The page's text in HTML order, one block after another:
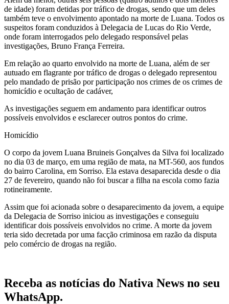
de idade) foram detidas por tráfico de drogas, sendo que um deles
também teve o envolvimento apontado na morte de Luana. Todos os
suspeitos foram conduzidos à Delegacia de Lucas do Rio Verde,
onde foram interrogados pelo delegado responsável pelas
investigações, Bruno França Ferreira.
Em relação ao quarto envolvido na morte de Luana, além de ser
autuado em flagrante por tráfico de drogas o delegado representou
pelo mandado de prisão por participação nos crimes de os crimes de
homicídio e ocultação de cadáver,
As investigações seguem em andamento para identificar outros
possíveis envolvidos e esclarecer outros pontos do crime.
Homicídio
O corpo da jovem Luana Bruineis Gonçalves da Silva foi localizado
no dia 03 de março, em uma região de mata, na MT-560, aos fundos
do bairro Carolina, em Sorriso. Ela estava desaparecida desde o dia
27 de fevereiro, quando não foi buscar a filha na escola como fazia
rotineiramente.
Assim que foi acionada sobre o desaparecimento da jovem, a equipe
da Delegacia de Sorriso iniciou as investigações e conseguiu
identificar dois possíveis envolvidos no crime. A morte da jovem
teria sido decretada por uma facção criminosa em razão da disputa
pelo comércio de drogas na região.
Receba as notícias do Nativa News no seu
WhatsApp.